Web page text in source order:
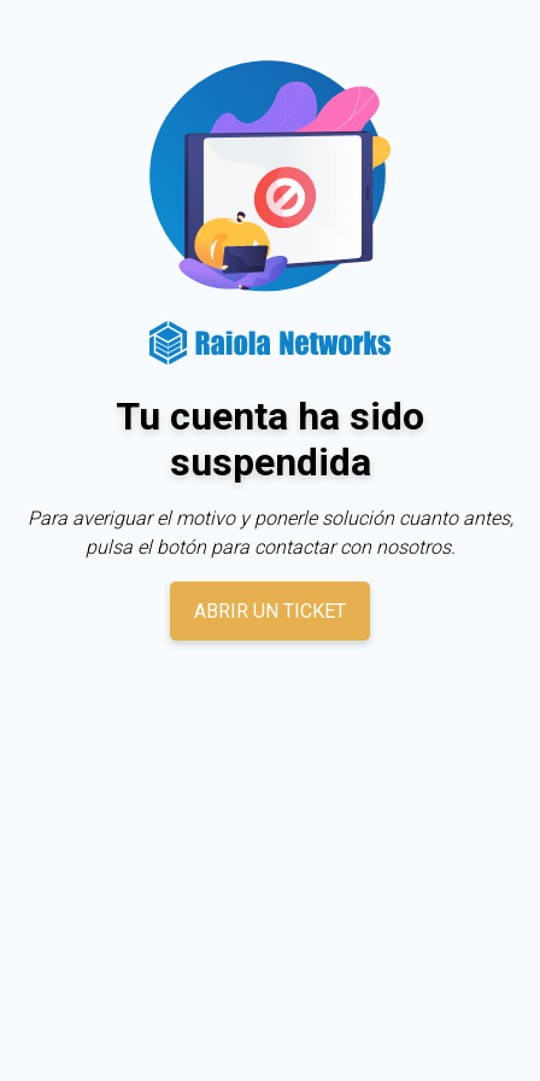
Tu cuenta ha sido
suspendida
Para averiguar el motivo y ponerle solución cuanto antes,
pulsa el botón para contactar con nosotros.
ABRIR UN TICKET